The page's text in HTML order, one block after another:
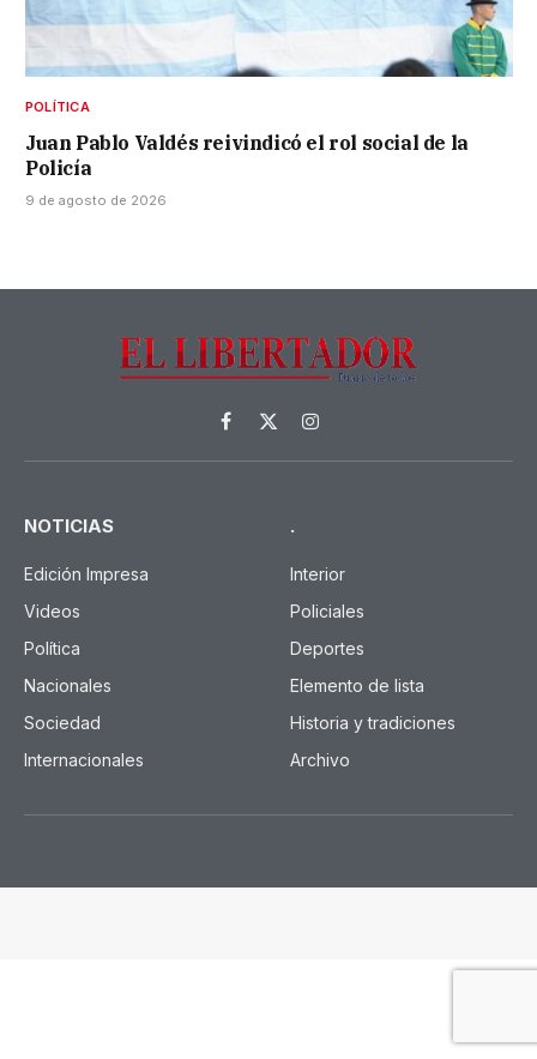
POLÍTICA
Juan Pablo Valdés reivindicó el rol social de la
Policía
9 de agosto de 2026
Facebook
X
(Twitter)
Instagram
NOTICIAS
Edición Impresa
Videos
Política
Nacionales
Sociedad
Internacionales
.
Interior
Policiales
Deportes
Elemento de lista
Historia y tradiciones
Archivo